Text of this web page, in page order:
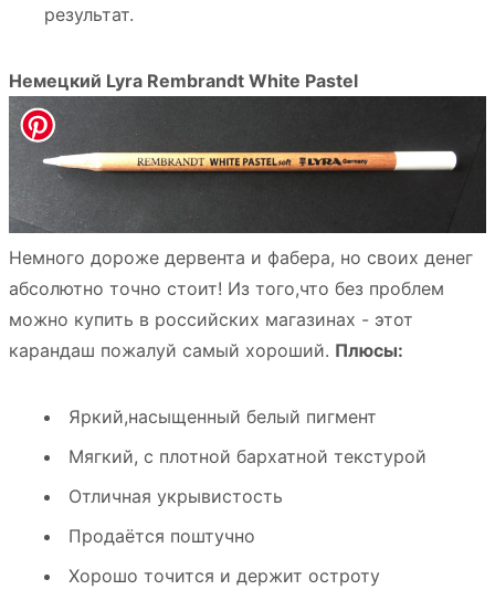
результат.
Немецкий Lyra Rembrandt White Pastel
Немного дороже дервента и фабера, но своих денег
абсолютно точно стоит! Из того,что без проблем
можно купить в российских магазинах - этот
карандаш пожалуй самый хороший. Плюсы:
Яркий,насыщенный белый пигмент
Мягкий, с плотной бархатной текстурой
Отличная укрывистость
Продаётся поштучно
Хорошо точится и держит остроту